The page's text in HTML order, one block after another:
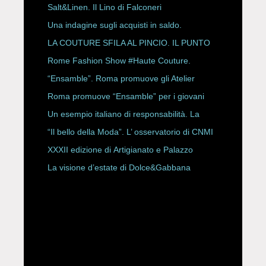
Salt&Linen. Il Lino di Falconeri
Una indagine sugli acquisti in saldo.
LA COUTURE SFILA AL PINCIO. IL PUNTO
CON ALESSANDRO ONORATO E
ROBERTA ANGELILLI
Rome Fashion Show #Haute Couture.
“Ensamble”. Roma promuove gli Atelier
Storici
Roma promuove “Ensamble” per i giovani
Un esempio italiano di responsabilità. La
Rete Slow Fiber
“Il bello della Moda”. L’ osservatorio di CNMI
XXXII edizione di Artigianato e Palazzo
La visione d’estate di Dolce&Gabbana